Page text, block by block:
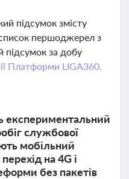
підсумок змісту
першоджерел з
за добу
Платформи LIGA360.
експериментальний
службової
мобільний
на 4G і
без пакетів